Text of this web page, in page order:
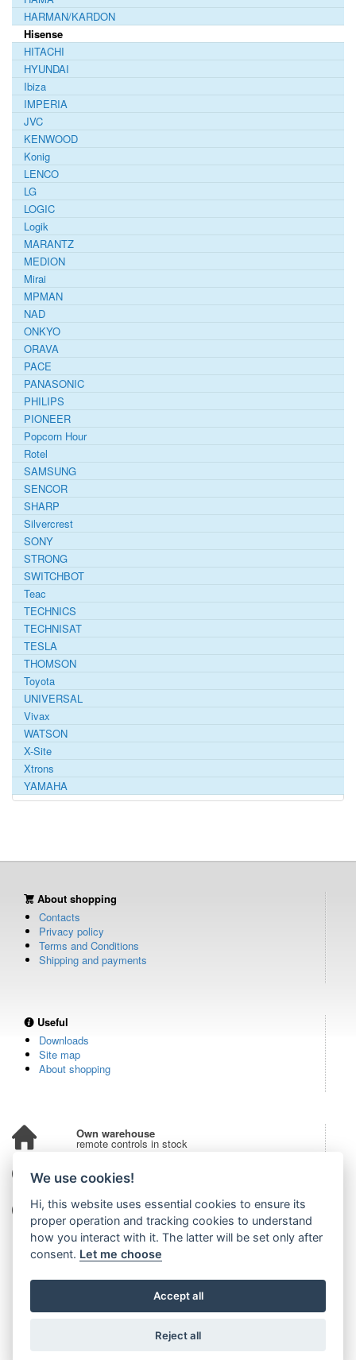
HARMAN/KARDON
Hisense
HITACHI
HYUNDAI
Ibiza
IMPERIA
JVC
KENWOOD
Konig
LENCO
LG
LOGIC
Logik
MARANTZ
MEDION
Mirai
MPMAN
NAD
ONKYO
ORAVA
PACE
PANASONIC
PHILIPS
PIONEER
Popcorn Hour
Rotel
SAMSUNG
SENCOR
SHARP
Silvercrest
SONY
STRONG
SWITCHBOT
Teac
TECHNICS
TECHNISAT
TESLA
THOMSON
Toyota
UNIVERSAL
Vivax
WATSON
X-Site
Xtrons
YAMAHA
About shopping
Contacts
Privacy policy
Terms and Conditions
Shipping and payments
Useful
Downloads
Site map
About shopping
Own warehouse
remote controls in stock
Over 100,000 customers
from all over the world
Tradition since 2006
more than 20 years on the market
We use cookies!
Hi, this website uses essential cookies to ensure its
proper operation and tracking cookies to understand
how you interact with it. The latter will be set only after
consent. Let me choose
Accept all
Reject all